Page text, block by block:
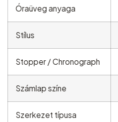
Óraüveg anyaga
Stílus
Stopper / Chronograph
Számlap színe
Szerkezet típusa